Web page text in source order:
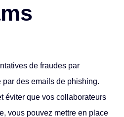
de fraudes par
des emails de phishing.
éviter que vos collaborateurs
vous pouvez mettre en place